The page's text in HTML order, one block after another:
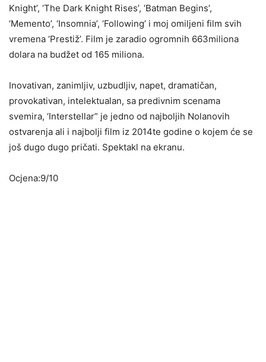
Knight’, ‘The Dark Knight Rises’, ‘Batman Begins’,
‘Memento’, ‘Insomnia’, ‘Following’ i moj omiljeni film svih
vremena ‘Prestiž’. Film je zaradio ogromnih 663miliona
dolara na budžet od 165 miliona.
Inovativan, zanimljiv, uzbudljiv, napet, dramatičan,
provokativan, intelektualan, sa predivnim scenama
svemira, ‘Interstellar” je jedno od najboljih Nolanovih
ostvarenja ali i najbolji film iz 2014te godine o kojem će se
još dugo dugo pričati. Spektakl na ekranu.
Ocjena:9/10